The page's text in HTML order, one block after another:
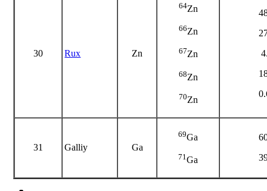
30 Rux Zn
64Zn
66Zn
67Zn
68Zn
70Zn
31 Galliy Ga
69Ga
71 Ga